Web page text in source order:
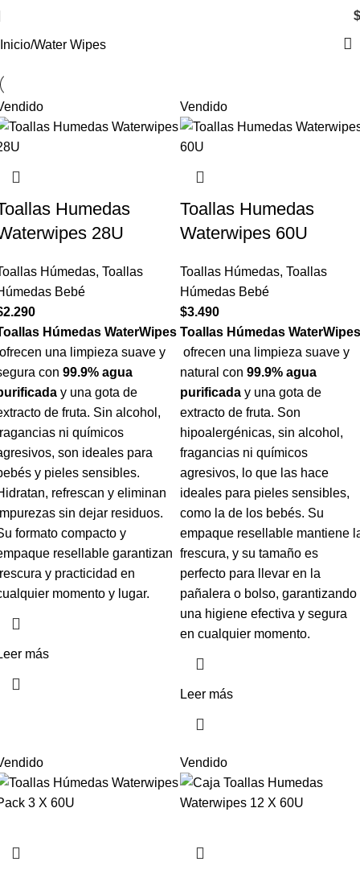
$
Inicio Water Wipes
Humedas
28U
Húmedas, Toallas
Bebé
2.290
Húmedas WaterWipes
una limpieza suave y
con 99.9% agua
y una gota de
de fruta. Sin alcohol,
ni químicos
son ideales para
y pieles sensibles.
refrescan y eliminan
sin dejar residuos.
formato compacto y
resellable garantizan
y practicidad en
momento y lugar.
más
Vendido
Toallas Humedas
Waterwipes 60U
Toallas Húmedas, Toallas
Húmedas Bebé
$3.490
Toallas Húmedas WaterWipes
ofrecen una limpieza suave y
natural con 99.9% agua
purificada y una gota de
extracto de fruta. Son
hipoalergénicas, sin alcohol,
fragancias ni químicos
agresivos, lo que las hace
ideales para pieles sensibles,
como la de los bebés. Su
empaque resellable mantiene
frescura, y su tamaño es
perfecto para llevar en la
pañalera o bolso, garantizando
una higiene efectiva y segura
en cualquier momento.
Leer más
Vendido